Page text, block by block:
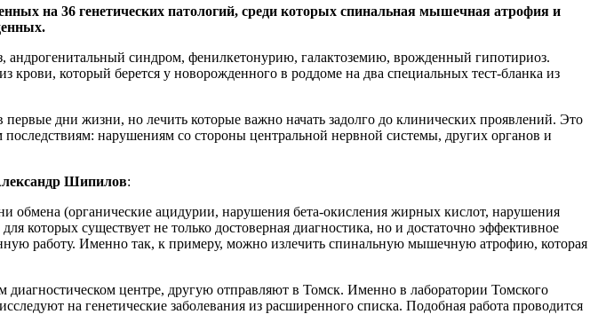
на 36 генетических патологий, среди которых спинальная мышечная атрофия и
синдром, фенилкетонурию, галактоземию, врожденный гипотириоз.
который берется у новорожденного в роддоме на два специальных тест-бланка из
дни жизни, но лечить которые важно начать задолго до клинических проявлений. Это
нарушениям со стороны центральной нервной системы, других органов и
Шипилов:
обмена (органические ацидурии, нарушения бета-окисления жирных кислот, нарушения
существует не только достоверная диагностика, но и достаточно эффективное
работу. Именно так, к примеру, можно излечить спинальную мышечную атрофию, которая
центре, другую отправляют в Томск. Именно в лаборатории Томского
на генетические заболевания из расширенного списка. Подобная работа проводится